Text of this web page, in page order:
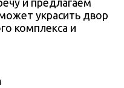
и предлагаем
украсить двор
комплекса и